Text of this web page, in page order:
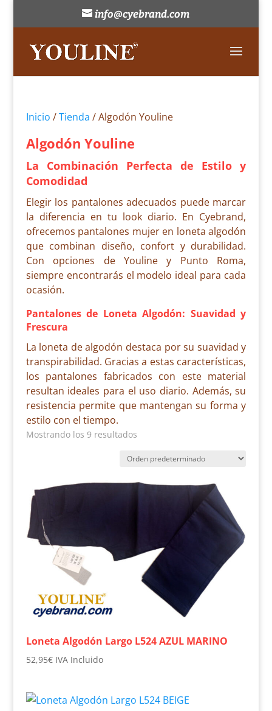
info@cyebrand.com
Inicio /Tienda / Algodón Youline
Algodón Youline
La Combinación Perfecta de Estilo y
Comodidad
Elegir los pantalones adecuados puede marcar
la diferencia en tu look diario. En Cyebrand,
ofrecemos pantalones mujer en loneta algodón
que combinan diseño, confort y durabilidad.
Con opciones de Youline y Punto Roma,
siempre encontrarás el modelo ideal para cada
ocasión.
Pantalones de Loneta Algodón: Suavidad y
Frescura
La loneta de algodón destaca por su suavidad y
transpirabilidad. Gracias a estas características,
los pantalones fabricados con este material
resultan ideales para el uso diario. Además, su
resistencia permite que mantengan su forma y
estilo con el tiempo.
Mostrando los 9 resultados
Loneta Algodón Largo L524 AZUL MARINO
52,95€ IVA Incluido